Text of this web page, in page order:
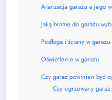
Aranżacja garażu a jego
Jaką bramę do garażu
Podłoga i ściany w
Oświetlenie w garażu
Czy garaż powinien być
Czy ogrzewany